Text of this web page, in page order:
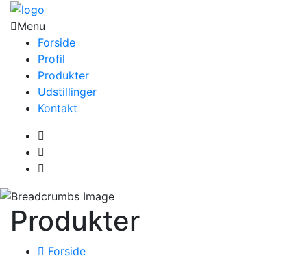
Menu
Forside
Profil
Produkter
Udstillinger
Kontakt
Produkter
Forside